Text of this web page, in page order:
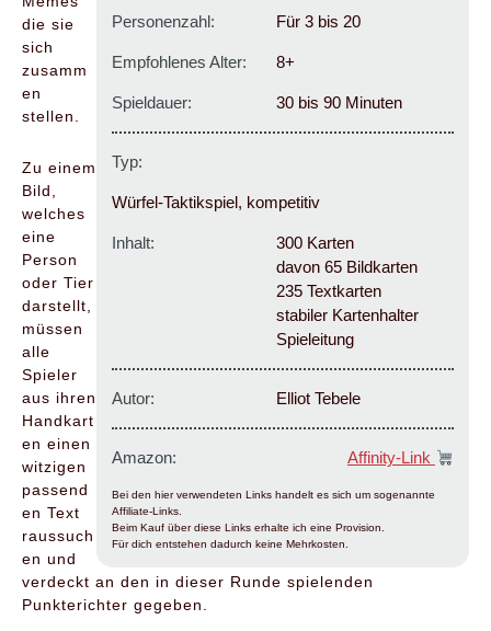
Personenzahl: Für 3 bis 20
Empfohlenes Alter: 8+
Spieldauer: 30 bis 90 Minuten
Typ:
Würfel-Taktikspiel, kompetitiv
Inhalt:
300 Karten
davon 65 Bildkarten
235 Textkarten
stabiler Kartenhalter
Spieleitung
Autor: Elliot Tebele
Amazon: Affinity-Link
Bei den hier verwendeten Links handelt es sich um sogenannte
Affiliate-Links.
Beim Kauf über diese Links erhalte ich eine Provision.
Für dich entstehen dadurch keine Mehrkosten.
die sie
sich
zusamm
en
stellen.
Zu einem
Bild,
welches
eine
Person
oder Tier
darstellt,
müssen
alle
Spieler
aus ihren
Handkart
en einen
witzigen
passend
en Text
raussuch
en und
verdeckt an den in dieser Runde spielenden
Punkterichter gegeben.